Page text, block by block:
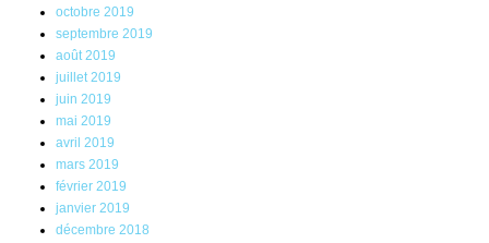
octobre 2019
septembre 2019
août 2019
juillet 2019
juin 2019
mai 2019
avril 2019
mars 2019
février 2019
janvier 2019
décembre 2018